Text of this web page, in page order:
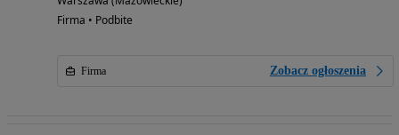
Firma • Podbite
Firma Zobacz ogłoszenia